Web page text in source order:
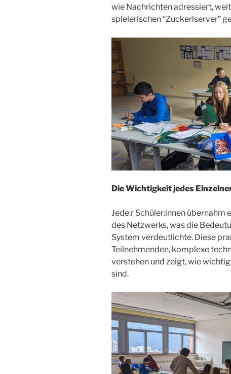
wie Nachrichten adressiert,
spielerischen “Zuckerlserver”
Die Wichtigkeit jedes
Jede:r Schüler:innen übernahm
des Netzwerks, was die
System verdeutlichte. Diese
Teilnehmenden, komplexe
verstehen und zeigt, wie
sind.